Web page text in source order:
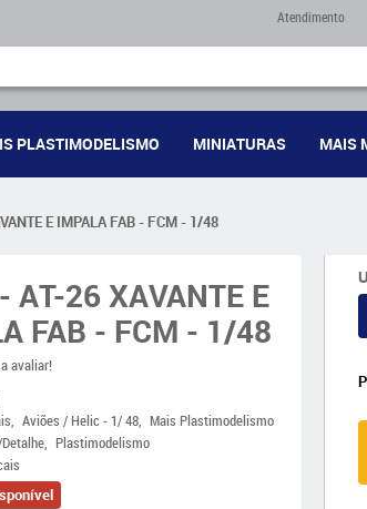
Atendimento
PLASTIMODELISMO MINIATURAS MAIS
E IMPALA FAB - FCM - 1/48
AT-26 XAVANTE E
FAB - FCM - 1/48
avaliar!
Aviões / Helic - 1/ 48
Mais Plastimodelismo
Plastimodelismo